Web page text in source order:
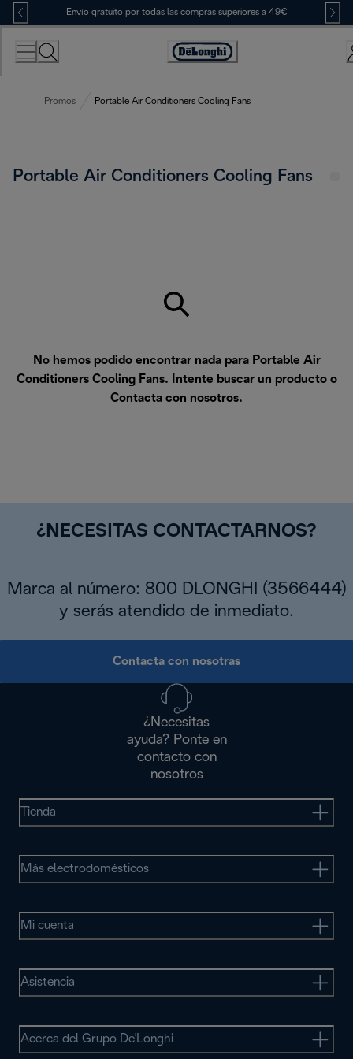
Skip
to
Content
Envío gratuito por todas las compras superiores a 49€
Accessibility
Promos Portable Air Conditioners Cooling Fans
Portable Air Conditioners Cooling Fans
No hemos podido encontrar nada para Portable Air
Conditioners Cooling Fans. Intente buscar un producto o
Contacta con nosotros.
¿NECESITAS CONTACTARNOS?
Marca al número: 800 DLONGHI (3566444)
y serás atendido de inmediato.
Contacta con nosotras
¿Necesitas
ayuda? Ponte en
contacto con
nosotros
Tienda
Más electrodomésticos
Mi cuenta
Asistencia
Acerca del Grupo De'Longhi